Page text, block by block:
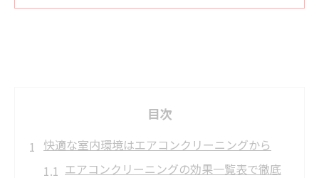
目次
快適な室内環境はエアコンクリーニングから
エアコンクリーニングの効果一覧表で徹底